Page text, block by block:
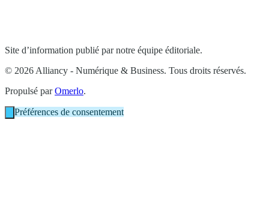
Site d’information publié par notre équipe éditoriale.
© 2026 Alliancy - Numérique & Business. Tous droits réservés.
Propulsé parOmerlo.
Préférences de consentement